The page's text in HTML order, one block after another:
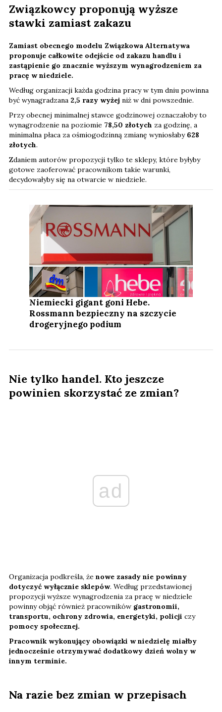
Związkowcy proponują wyższe
stawki zamiast zakazu
Zamiast obecnego modelu Związkowa Alternatywa
proponuje całkowite odejście od zakazu handlu i
zastąpienie go znacznie wyższym wynagrodzeniem za
pracę w niedziele.
Według organizacji każda godzina pracy w tym dniu powinna
być wynagradzana 2,5 razy wyżej niż w dni powszednie.
Przy obecnej minimalnej stawce godzinowej oznaczałoby to
wynagrodzenie na poziomie 78,50 złotych za godzinę, a
minimalna płaca za ośmiogodzinną zmianę wyniosłaby 628
złotych.
Zdaniem autorów propozycji tylko te sklepy, które byłyby
gotowe zaoferować pracownikom takie warunki,
decydowałyby się na otwarcie w niedziele.
Niemiecki gigant goni Hebe.
Rossmann bezpieczny na szczycie
drogeryjnego podium
Nie tylko handel. Kto jeszcze
powinien skorzystać ze zmian?
ad
Organizacja podkreśla, że nowe zasady nie powinny
dotyczyć wyłącznie sklepów. Według przedstawionej
propozycji wyższe wynagrodzenia za pracę w niedziele
powinny objąć również pracowników gastronomii,
transportu, ochrony zdrowia, energetyki, policji czy
pomocy społecznej.
Pracownik wykonujący obowiązki w niedzielę miałby
jednocześnie otrzymywać dodatkowy dzień wolny w
innym terminie.
Na razie bez zmian w przepisach